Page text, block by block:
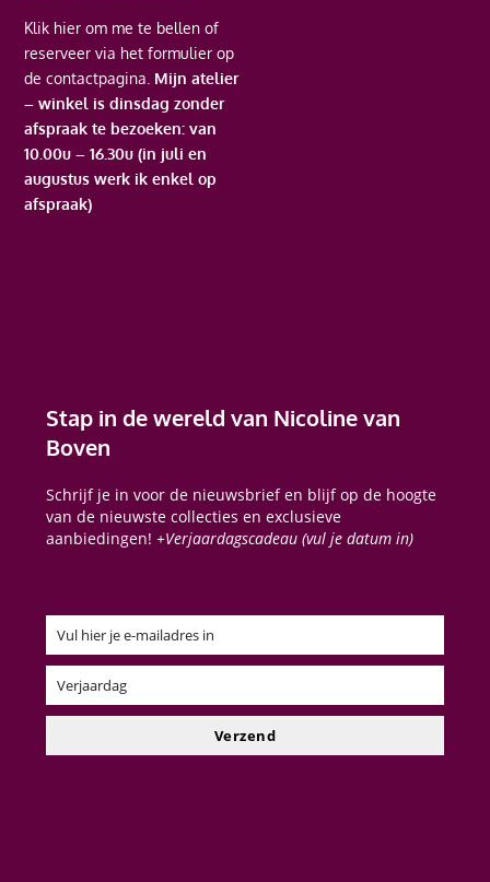
Klik hier om me te bellen of
reserveer via het formulier op
de contactpagina. Mijn atelier
– winkel is dinsdag zonder
afspraak te bezoeken: van
10.00u – 16.30u (in juli en
augustus werk ik enkel op
afspraak)
Stap in de wereld van Nicoline van
Boven
Schrijf je in voor de nieuwsbrief en blijf op de hoogte
van de nieuwste collecties en exclusieve
aanbiedingen!+Verjaardagscadeau (vul je datum in)
Email
Vul hier je e-mailadres in
Verjaardag
Verjaardag
Verzend